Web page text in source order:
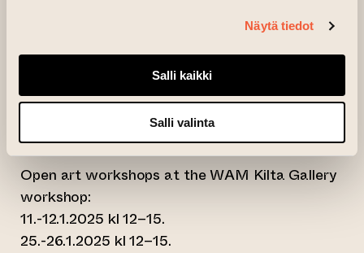
Näytä tiedot
Salli kaikki
Salli valinta
Workshops are in Finnish. No pre-registration.
The workshop is located next to the WAM
Kilta Gallery in the courtyard of Art House
Turku, Nunnankatu 4.
Note: the WAM Kilta Gallery workshop is not
barrier-free.
Open art workshops at the WAM Kilta Gallery
workshop:
11.-12.1.2025 kl 12–15.
25.-26.1.2025 kl 12–15.